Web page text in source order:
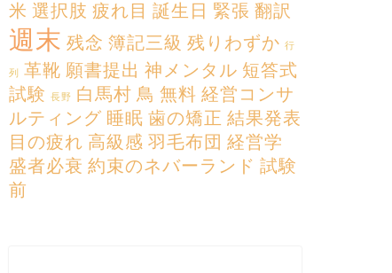
米 選択肢 疲れ目 誕生日 緊張 翻訳
週末 残念 簿記三級 残りわずか 行
列 革靴 願書提出 神メンタル 短答式
試験 長野 白馬村 鳥 無料 経営コンサ
ルティング 睡眠 歯の矯正 結果発表
目の疲れ 高級感 羽毛布団 経営学
盛者必衰 約束のネバーランド 試験
前